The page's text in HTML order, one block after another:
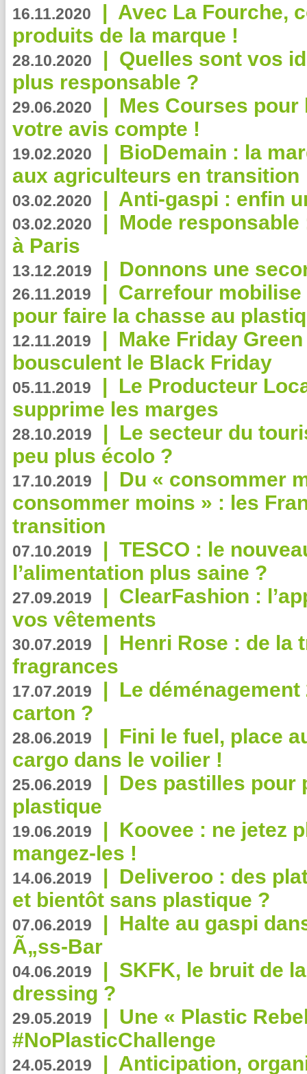
16.11.2020 | Avec La Fourche,
produits de la marque !
28.10.2020 | Quelles sont vos
plus responsable ?
29.06.2020 | Mes Courses pour
votre avis compte !
19.02.2020 | BioDemain : la
aux agriculteurs en transition
03.02.2020 | Anti-gaspi : enfin
03.02.2020 | Mode
à Paris
13.12.2019 | Donnons une
26.11.2019 | Carrefour
pour faire la chasse au
12.11.2019 | Make Friday
bousculent le Black Friday
05.11.2019 | Le Producteur
supprime les marges
28.10.2019 | Le secteur du
peu plus écolo ?
17.10.2019 | Du « consommer
consommer moins » : les
transition
07.10.2019 | TESCO : le
l’alimentation plus saine ?
27.09.2019 | ClearFashion :
vos vêtements
30.07.2019 | Henri Rose : de la
fragrances
17.07.2019 | Le
carton ?
28.06.2019 | Fini le fuel, place
cargo dans le voilier !
25.06.2019 | Des pastilles pour
plastique
19.06.2019 | Koovee : ne jetez
mangez-les !
14.06.2019 | Deliveroo : des
et bientôt sans plastique ?
07.06.2019 | Halte au gaspi
Ã„ss-Bar
04.06.2019 | SKFK, le bruit de
dressing ?
29.05.2019 | Une « Plastic
#NoPlasticChallenge
24.05.2019 | Anticipation,